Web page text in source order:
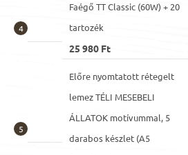
Faégő TT Classic (60W) + 20
tartozék
25 980 Ft
Előre nyomtatott rétegelt
lemez TÉLI MESEBELI
ÁLLATOK motívummal, 5
darabos készlet (A5